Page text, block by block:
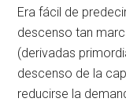
Era fácil de
descenso tan
(derivadas
descenso de la
reducirse la